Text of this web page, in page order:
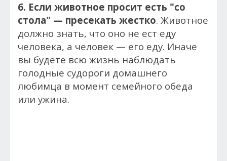
6. Если животное просит есть "со
стола" — пресекать жестко. Животное
должно знать, что оно не ест еду
человека, а человек — его еду. Иначе
вы будете всю жизнь наблюдать
голодные судороги домашнего
любимца в момент семейного обеда
или ужина.